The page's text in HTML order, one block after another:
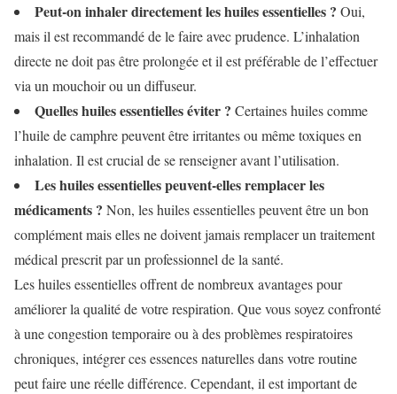
Peut-on inhaler directement les huiles essentielles ? Oui,
mais il est recommandé de le faire avec prudence. L’inhalation
directe ne doit pas être prolongée et il est préférable de l’effectuer
via un mouchoir ou un diffuseur.
Quelles huiles essentielles éviter ? Certaines huiles comme
l’huile de camphre peuvent être irritantes ou même toxiques en
inhalation. Il est crucial de se renseigner avant l’utilisation.
Les huiles essentielles peuvent-elles remplacer les
médicaments ? Non, les huiles essentielles peuvent être un bon
complément mais elles ne doivent jamais remplacer un traitement
médical prescrit par un professionnel de la santé.
Les huiles essentielles offrent de nombreux avantages pour
améliorer la qualité de votre respiration. Que vous soyez confronté
à une congestion temporaire ou à des problèmes respiratoires
chroniques, intégrer ces essences naturelles dans votre routine
peut faire une réelle différence. Cependant, il est important de